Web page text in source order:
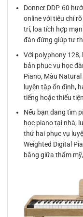
Donner DDP-60
online với tiêu chí
trí, loa tích hợp
đàn đứng giúp tư
Với polyphony
bản phục vụ học
Piano, Màu
luyện tập ổn định,
tiếng hoặc thiếu
Nếu bạn đang tìm
học piano tại nhà,
thứ hai phục vụ
Weighted Digital
bằng giữa thẩm